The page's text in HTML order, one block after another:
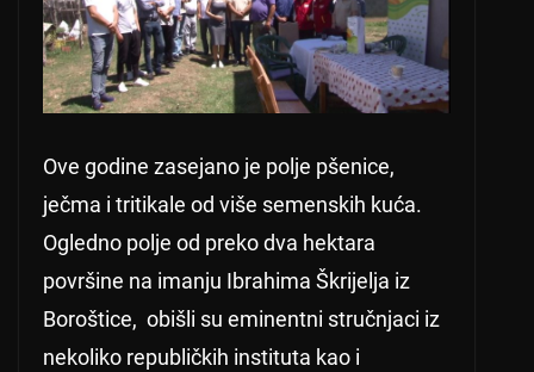
Ove godine zasejano je polje pšenice,
ječma i tritikale od više semenskih kuća.
Ogledno polje od preko dva hektara
površine na imanju Ibrahima Škrijelja iz
Boroštice, obišli su eminentni stručnjaci iz
nekoliko republičkih instituta kao i